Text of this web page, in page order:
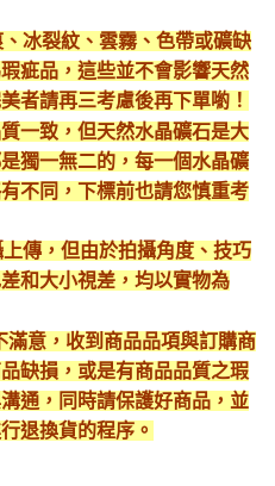
冰裂紋、雲霧、色帶或礦缺
疵品，這些並不會影響天然
者請再三考慮後再下單喲！
一致，但天然水晶礦石是大
獨一無二的，每一個水晶礦
不同，下標前也請您慎重考
傳，但由於拍攝角度、技巧
和大小視差，均以實物為
意，收到商品品項與訂購商
缺損，或是有商品品質之瑕
通，同時請保護好商品，並
退換貨的程序。